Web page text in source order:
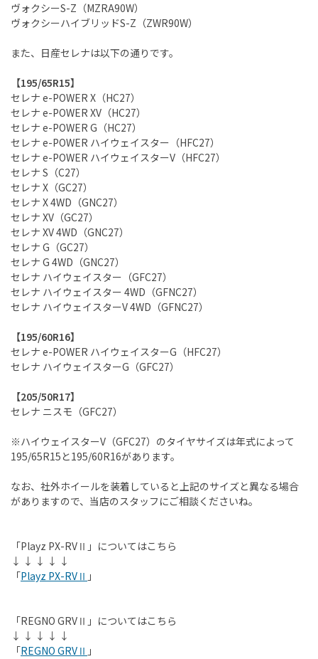
ヴォクシーS-Z（MZRA90W）
ヴォクシーハイブリッドS-Z（ZWR90W）
また、日産セレナは以下の通りです。
【195/65R15】
セレナ e-POWER X（HC27）
セレナ e-POWER XV（HC27）
セレナ e-POWER G（HC27）
セレナ e-POWER ハイウェイスター（HFC27）
セレナ e-POWER ハイウェイスターV（HFC27）
セレナ S（C27）
セレナ X（GC27）
セレナ X 4WD（GNC27）
セレナ XV（GC27）
セレナ XV 4WD（GNC27）
セレナ G（GC27）
セレナ G 4WD（GNC27）
セレナ ハイウェイスター（GFC27）
セレナ ハイウェイスター 4WD（GFNC27）
セレナ ハイウェイスターV 4WD（GFNC27）
【195/60R16】
セレナ e-POWER ハイウェイスターG（HFC27）
セレナ ハイウェイスターG（GFC27）
【205/50R17】
セレナ ニスモ（GFC27）
※ハイウェイスターV（GFC27）のタイヤサイズは年式によって
195/65R15と195/60R16があります。
なお、社外ホイールを装着していると上記のサイズと異なる場合
がありますので、当店のスタッフにご相談くださいね。
「Playz PX-RVⅡ」についてはこちら
↓ ↓ ↓ ↓ ↓
「Playz PX-RVⅡ 」
「REGNO GRVⅡ」についてはこちら
↓ ↓ ↓ ↓ ↓
「REGNO GRVⅡ 」